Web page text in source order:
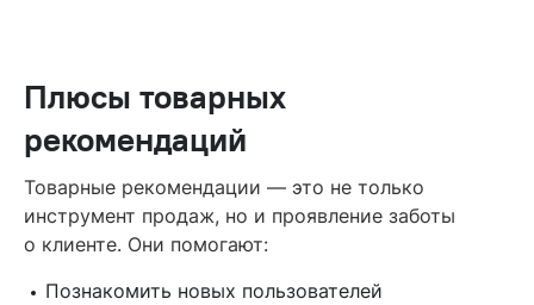
Плюсы товарных
рекомендаций
Товарные рекомендации — это не только
инструмент продаж, но и проявление заботы
о клиенте. Они помогают:
Познакомить новых пользователей